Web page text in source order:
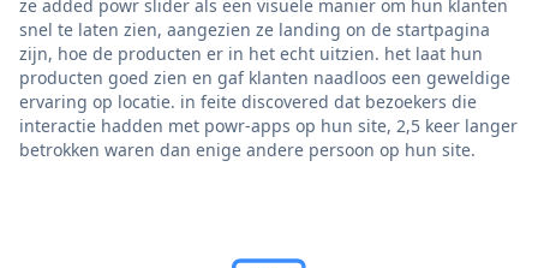
ze added powr slider als een visuele manier om hun klanten
snel te laten zien, aangezien ze landing on de startpagina
zijn, hoe de producten er in het echt uitzien. het laat hun
producten goed zien en gaf klanten naadloos een geweldige
ervaring op locatie. in feite discovered dat bezoekers die
interactie hadden met powr-apps op hun site, 2,5 keer langer
betrokken waren dan enige andere persoon op hun site.